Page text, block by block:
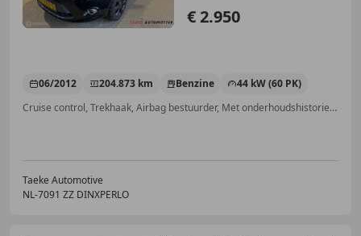
€ 2.950
06/2012 204.873 km Benzine
44 kW (60 PK)
Cruise control, Trekhaak, Airbag bestuurder, Met onderhoudshistorie, Automatische klimaatregeling, Parkeerhulp achter, Elektrisch verstelbare buitenspiegels, Lichtmetalen velgen
Taeke Automotive
NL-7091 ZZ DINXPERLO